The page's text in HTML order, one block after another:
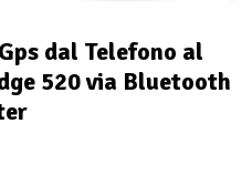
dal Telefono al
520 via Bluetooth